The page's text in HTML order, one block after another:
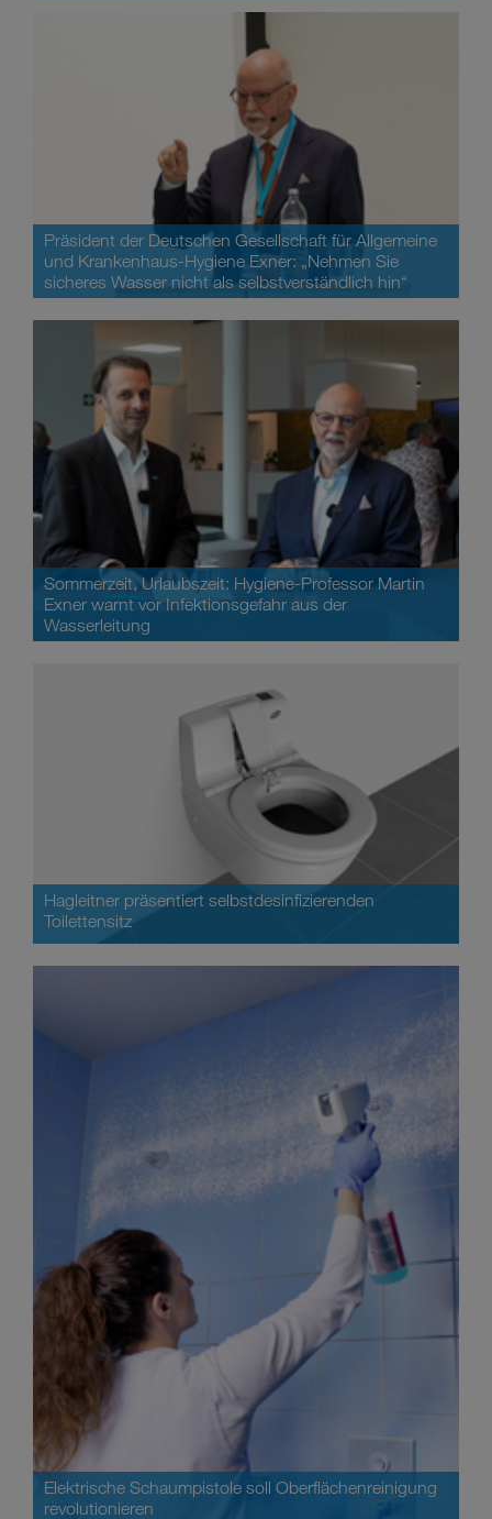
Präsident der Deutschen Gesellschaft für Allgemeine
und Krankenhaus-Hygiene Exner: „Nehmen Sie
sicheres Wasser nicht als selbstverständlich hin“
Sommerzeit, Urlaubszeit: Hygiene-Professor Martin
Exner warnt vor Infektionsgefahr aus der
Wasserleitung
Hagleitner präsentiert selbstdesinfizierenden
Toilettensitz
Elektrische Schaumpistole soll Oberflächenreinigung
revolutionieren